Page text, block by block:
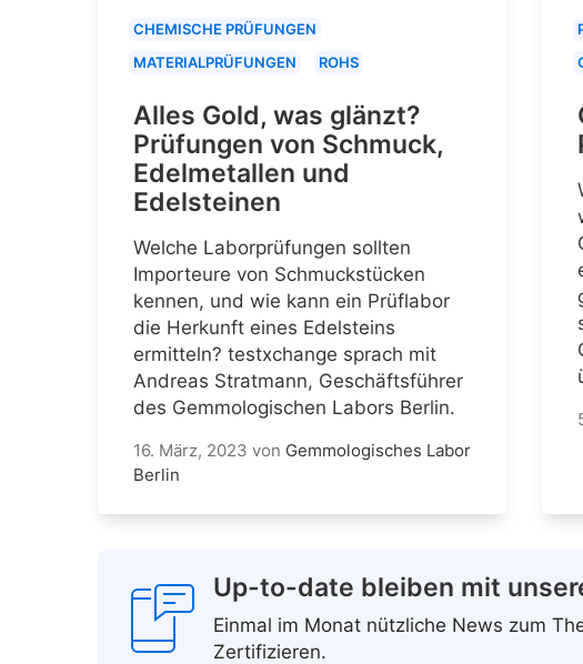
CHEMISCHE PRÜFUNGEN
MATERIALPRÜFUNGEN
ROHS
Alles Gold, was glänzt?
Prüfungen von Schmuck,
Edelmetallen und
Edelsteinen
Welche Laborprüfungen sollten
Importeure von Schmuckstücken
kennen, und wie kann ein Prüflabor
die Herkunft eines Edelsteins
ermitteln? testxchange sprach mit
Andreas Stratmann, Geschäftsführer
des Gemmologischen Labors Berlin.
16. März, 2023 von Gemmologisches Labor
Berlin
Up-to-date bleiben mit
Einmal im Monat nützliche News zum
Zertifizieren.